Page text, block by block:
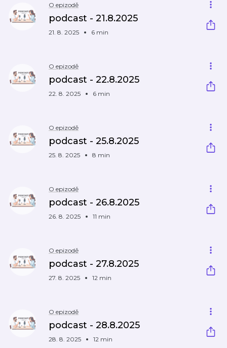
O epizodě
podcast - 21.8.2025
21. 8. 2025 6 min
O epizodě
podcast - 22.8.2025
22. 8. 2025 6 min
O epizodě
podcast - 25.8.2025
25. 8. 2025 8 min
O epizodě
podcast - 26.8.2025
26. 8. 2025 11 min
O epizodě
podcast - 27.8.2025
27. 8. 2025 12 min
O epizodě
podcast - 28.8.2025
28. 8. 2025 12 min